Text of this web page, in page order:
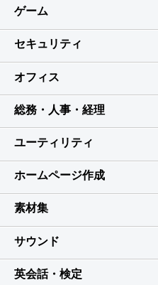
ことはできません。
６．本ソフトウェアを営利目的
第３条 解除
お客様が本契約書に違反した場
ことができます。その場合、お
用を中止しなければなりません。
第４条 著作権
第５条 輸出規制
令に違反して、直接、間接を問
ターネット経由含む）すること
第６条 保証条項
TSS LINKは、お客様に対して、
ゲーム
セキュリティ
オフィス
総務・人事・経理
ユーティリティ
ホームページ作成
素材集
サウンド
英会話・検定